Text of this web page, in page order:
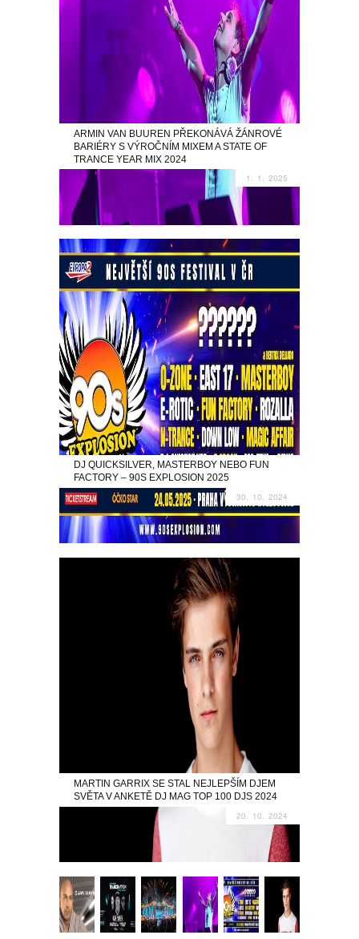
ARMIN VAN BUUREN PŘEKONÁVÁ ŽÁNROVÉ
BARIÉRY S VÝROČNÍM MIXEM A STATE OF
TRANCE YEAR MIX 2024
1. 1. 2025
DJ QUICKSILVER, MASTERBOY NEBO FUN
FACTORY – 90S EXPLOSION 2025
30. 10. 2024
MARTIN GARRIX SE STAL NEJLEPŠÍM DJEM
SVĚTA V ANKETĚ DJ MAG TOP 100 DJS 2024
20. 10. 2024